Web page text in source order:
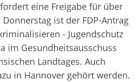
eine Freigabe für über
Donnerstag ist der FDP-Antrag
- Jugendschutz
im Gesundheitsausschuss
Landtages. Auch
in Hannover gehört werden.